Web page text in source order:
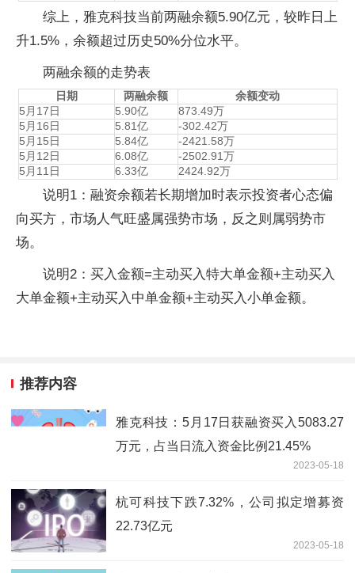
综上，雅克科技当前两融余额5.90亿元，较昨日上
升1.5%，余额超过历史50%分位水平。
两融余额的走势表
日期 两融余额
余额变动
5月17日
5.90亿
873.49万
5月16日
5.81亿
-302.42万
5月15日
5.84亿
-2421.58万
5月12日
6.08亿
-2502.91万
5月11日
6.33亿 2424.92万
说明1：融资余额若长期增加时表示投资者心态偏
向买方，市场人气旺盛属强势市场，反之则属弱势市
场。
说明2：买入金额=主动买入特大单金额+主动买入
大单金额+主动买入中单金额+主动买入小单金额。
推荐内容
雅克科技：5月17日获融资买入5083.27
万元，占当日流入资金比例21.45%
2023-05-18
杭可科技下跌7.32%，公司拟定增募资
22.73亿元
2023-05-18